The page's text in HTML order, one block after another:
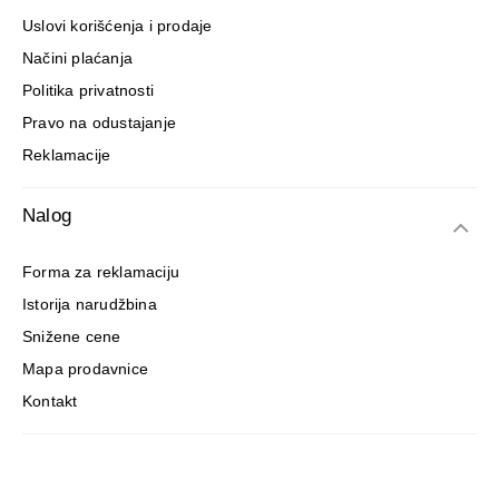
Uslovi korišćenja i prodaje
Načini plaćanja
Politika privatnosti
Pravo na odustajanje
Reklamacije
Nalog
Forma za reklamaciju
Istorija narudžbina
Snižene cene
Mapa prodavnice
Kontakt